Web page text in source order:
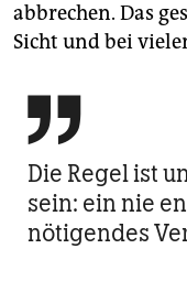
abbrechen. Das
Sicht und bei

Die Regel ist
sein: ein nie
nötigendes